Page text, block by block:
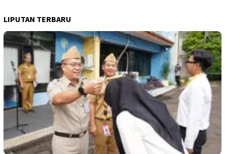
LIPUTAN TERBARU